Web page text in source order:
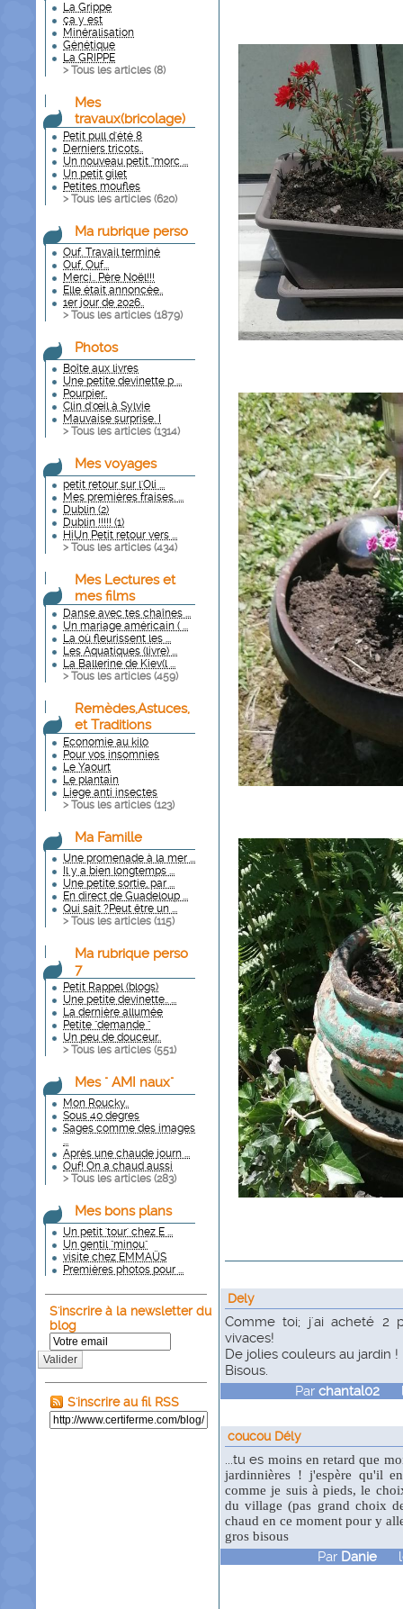
La Grippe
ça y est
Minéralisation
Génétique
La GRIPPE
> Tous les articles (8)
Mes
travaux(bricolage)
Petit pull d'été 8
Derniers tricots..
Un nouveau petit "morc ...
Un petit gilet
Petites moufles
> Tous les articles (620)
Ma rubrique perso
Ouf. Travail terminé
Ouf, Ouf...
Merci.. Père Noël!!!
Elle était annoncée..
1er jour de 2026..
> Tous les articles (1879)
Photos
Boîte aux livres
Une petite devinette p ...
Pourpier..
Clin d'œil à Sylvie
Mauvaise surprise. I
> Tous les articles (1314)
Mes voyages
petit retour sur l'Oli ...
Mes premières fraises. ...
Dublin (2)
Dublin !!!!! (1)
HiUn Petit retour vers ...
> Tous les articles (434)
Mes Lectures et
mes films
Danse avec tes chaînes ...
Un mariage américain ( ...
La où fleurissent les ...
Les Aquatiques (livre) ...
La Ballerine de Kiev(l ...
> Tous les articles (459)
Remèdes,Astuces,
et Traditions
Economie au kilo
Pour vos insomnies
Le Yaourt
Le plantain
Liege anti insectes
> Tous les articles (123)
Ma Famille
Une promenade à la mer ...
Il y a bien longtemps ...
Une petite sortie, par ...
En direct de Guadeloup ...
Qui sait ?Peut être un ...
> Tous les articles (115)
Ma rubrique perso
7
Petit Rappel (blogs)
Une petite devinette.. ...
La dernière allumée
Petite "demande "
Un peu de douceur..
> Tous les articles (551)
Mes " AMI naux"
Mon Roucky..
Sous 40 degres
Sages comme des images
...
Après une chaude journ ...
Ouf! On a chaud aussi
> Tous les articles (283)
Mes bons plans
Un petit 'tour' chez E ...
Un gentil "minou"
visite chez EMMAÜS
Premières photos pour ...
S'inscrire à la newsletter du
blog
Valider
S'inscrire au fil RSS
Dely
Comme toi; j'ai acheté 2
vivaces!
De jolies couleurs au jardin !
Bisous.
Par chantal02 le
coucou Dély
...tu es moins en retard que
jardinnières ! j'espère qu'il
comme je suis à pieds, le
du village (pas grand choix
chaud en ce moment pour y
gros bisous
Par Danie le